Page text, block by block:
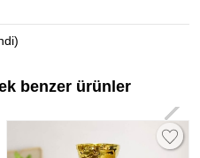
benzer ürünler